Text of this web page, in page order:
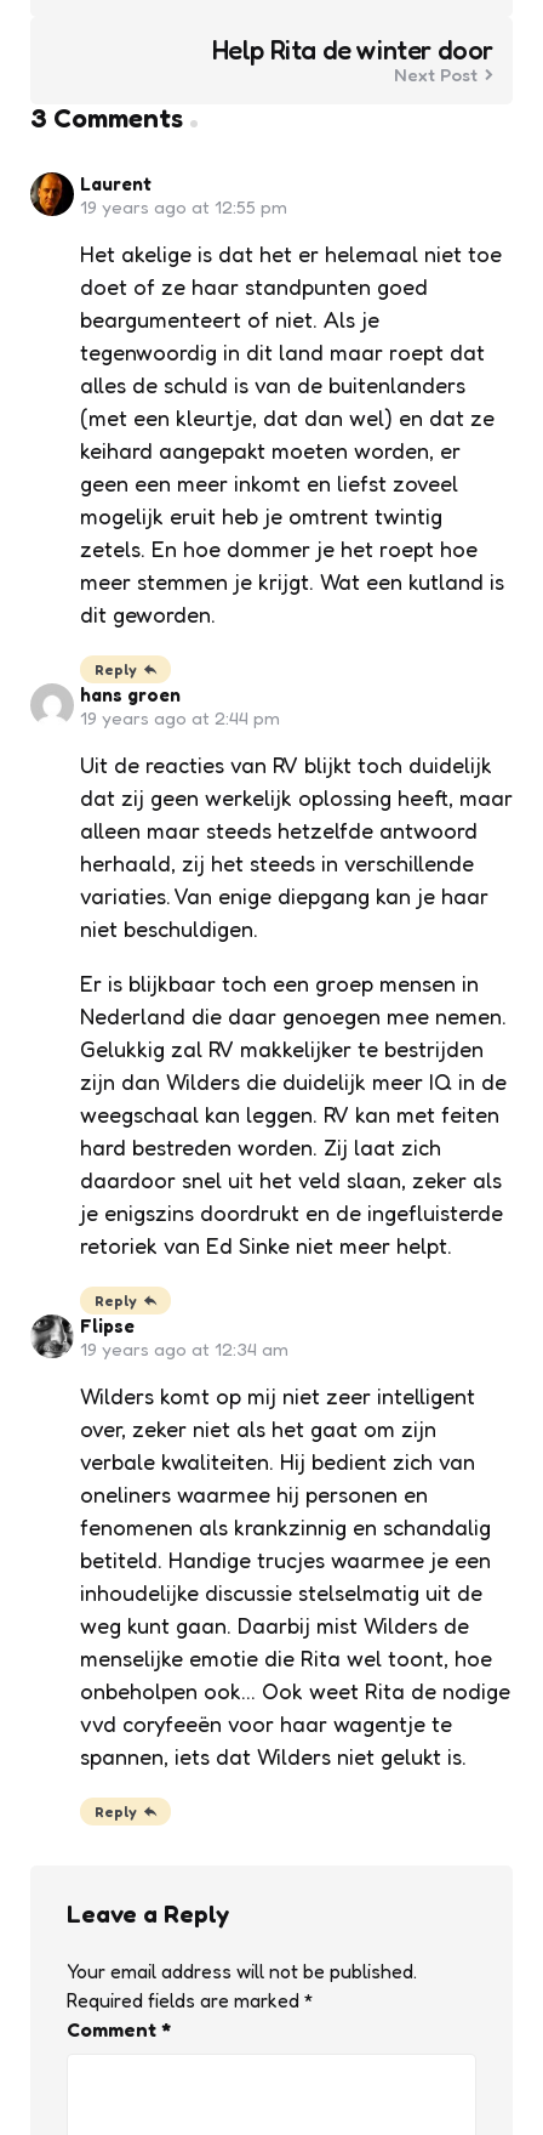
Help Rita de winter door
Next Post
3 Comments
Laurent
19 years ago at 12:55 pm
Het akelige is dat het er helemaal niet toe
doet of ze haar standpunten goed
beargumenteert of niet. Als je
tegenwoordig in dit land maar roept dat
alles de schuld is van de buitenlanders
(met een kleurtje, dat dan wel) en dat ze
keihard aangepakt moeten worden, er
geen een meer inkomt en liefst zoveel
mogelijk eruit heb je omtrent twintig
zetels. En hoe dommer je het roept hoe
meer stemmen je krijgt. Wat een kutland is
dit geworden.
Reply
hans groen
19 years ago at 2:44 pm
Uit de reacties van RV blijkt toch duidelijk
dat zij geen werkelijk oplossing heeft, maar
alleen maar steeds hetzelfde antwoord
herhaald, zij het steeds in verschillende
variaties. Van enige diepgang kan je haar
niet beschuldigen.
Er is blijkbaar toch een groep mensen in
Nederland die daar genoegen mee nemen.
Gelukkig zal RV makkelijker te bestrijden
zijn dan Wilders die duidelijk meer IQ in de
weegschaal kan leggen. RV kan met feiten
hard bestreden worden. Zij laat zich
daardoor snel uit het veld slaan, zeker als
je enigszins doordrukt en de ingefluisterde
retoriek van Ed Sinke niet meer helpt.
Reply
Flipse
19 years ago at 12:34 am
Wilders komt op mij niet zeer intelligent
over, zeker niet als het gaat om zijn
verbale kwaliteiten. Hij bedient zich van
oneliners waarmee hij personen en
fenomenen als krankzinnig en schandalig
betiteld. Handige trucjes waarmee je een
inhoudelijke discussie stelselmatig uit de
weg kunt gaan. Daarbij mist Wilders de
menselijke emotie die Rita wel toont, hoe
onbeholpen ook… Ook weet Rita de nodige
vvd coryfeeën voor haar wagentje te
spannen, iets dat Wilders niet gelukt is.
Reply
Leave a Reply
Your email address will not be published.
Required fields are marked *
Comment *